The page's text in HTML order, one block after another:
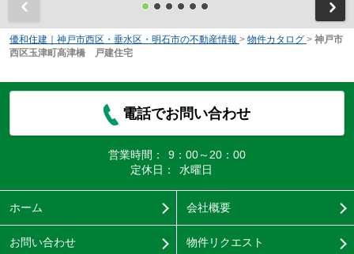
優和住建｜神戸市西区・垂水区・明石市の不動産情報 > 物件カタログ > 神戸市
西区玉津町高津橋 戸建住宅
電話でお問い合わせ
営業時間：
9：00～20：00
定休日：
水曜日
ホーム 会社概要
お問い合わせ 物件リクエスト